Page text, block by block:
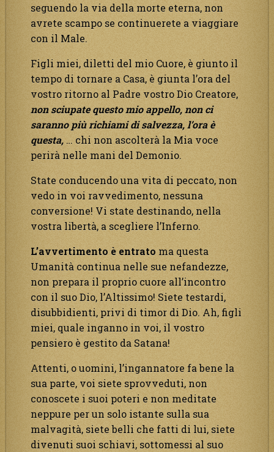
seguendo la via della morte eterna, non
avrete scampo se continuerete a viaggiare
con il Male.
Figli miei, diletti del mio Cuore, è giunto il
tempo di tornare a Casa, è giunta l’ora del
vostro ritorno al Padre vostro Dio Creatore,
non sciupate questo mio appello, non ci
saranno più richiami di salvezza, l’ora è
questa, … chi non ascolterà la Mia voce
perirà nelle mani del Demonio.
State conducendo una vita di peccato, non
vedo in voi ravvedimento, nessuna
conversione! Vi state destinando, nella
vostra libertà, a scegliere l’Inferno.
L’avvertimento è entrato ma questa
Umanità continua nelle sue nefandezze,
non prepara il proprio cuore all’incontro
con il suo Dio, l’Altissimo! Siete testardi,
disubbidienti, privi di timor di Dio. Ah, figli
miei, quale inganno in voi, il vostro
pensiero è gestito da Satana!
Attenti, o uomini, l’ingannatore fa bene la
sua parte, voi siete sprovveduti, non
conoscete i suoi poteri e non meditate
neppure per un solo istante sulla sua
malvagità, siete belli che fatti di lui, siete
divenuti suoi schiavi, sottomessi al suo